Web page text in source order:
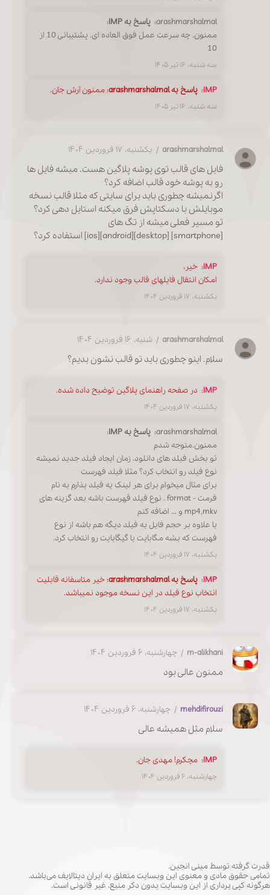
arashmarshalmal: پاسخ به IMP
:
ممنون. چه سرعت عمل فوق العاده ای. پشتیبانی 10 از
10
سه شنبه، ۱۶ تیر ۱۴۰۵
IMP
:پاسخ به arashmarshalmal : ممنون آرش جان.
سه شنبه، ۱۶ تیر ۱۴۰۵
arashmarshalmal / یکشنبه، ۱۷ فروردین ۱۴۰۴
فایل های قالب توی پوشه پلاگین هست. میشه فایل ها
رو به پوشه خود قالب اضافه کرد؟
اگرنمیشه چطوری باید برای سایتی که مثلا قالب نسخه
موبایلش با دسکتاپش فرق میکنه استایل دهی کرد؟
تو مسیر فعلی میشه از تگ های
[smartphone] [desktop][android][ios] استفاده کرد؟
IMP
:خیر،
امکان انتقال فایلهای قالب وجود ندارد.
یکشنبه، ۱۷ فروردین ۱۴۰۴
arashmarshalmal / شنبه، ۱۶ فروردین ۱۴۰۴
سلام. اینو چطوری باید تو قالب نشون بدیم؟
IMP
: در صفحه راهنمای پلاگین توضیح داده شده.
یکشنبه، ۱۷ فروردین ۱۴۰۴
arashmarshalmal: پاسخ به IMP
:
ممنون.متوجه شدم
تو بخش فیلد های دانلود. زمان ایجاد فیلد جدید نمیشه
نوع فیلد رو انتخاب کرد؟ مثلا فیلد فهرست
برای مثال میخوام برای هر لینک یه فیلد بذارم به نام
فرمت - format . نوع فیلد قهرست باشه بعد گزینه های
mp4,mkv و ... اضافه کنم
یا علاوه بر حجم فایل یه فیلد دیگه هم باشه از نوع
فهرست که بشه مگابایت یا گیگابایت رو انتخاب کرد.
یکشنبه، ۱۷ فروردین ۱۴۰۴
IMP
:پاسخ به arashmarshalmal
: خیر متاسفانه قابلیت
انتخاب نوع فیلد در این نسخه موجود نمیباشد.
یکشنبه، ۱۷ فروردین ۱۴۰۴
m-alikhani / چهارشنبه، ۶ فروردین ۱۴۰۴
ممنون عالی بود
mehdifirouzi / چهارشنبه، ۶ فروردین ۱۴۰۴
سلام مثل همیشه عالی
IMP
:مچکرم! مهدی جان.
چهارشنبه، ۶ فروردین ۱۴۰۴
قدرت گرفته توسط مینی انجین.
تمامی حقوق مادی و معنوی این وبسایت متعلق به ایران دیتالایف می‌باشد.
هرگونه کپی برداری از این وبسایت بدون دکر منبع، غیر قانونی است.